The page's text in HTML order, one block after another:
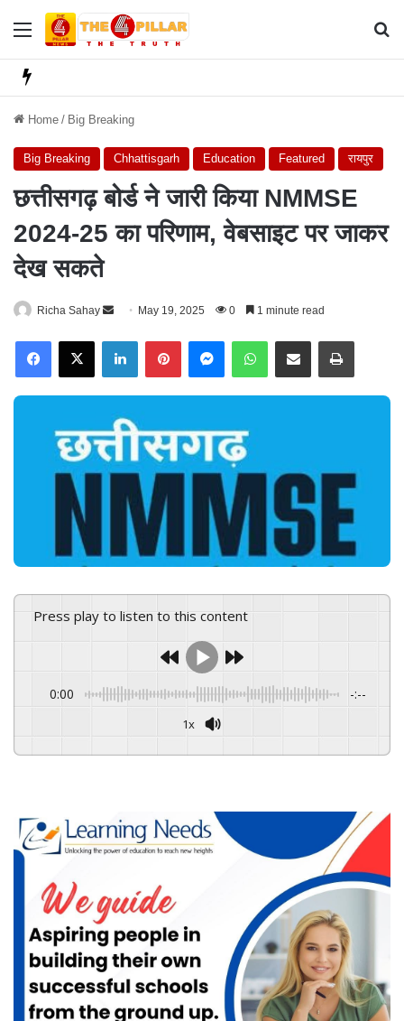
Menu
Home / Big Breaking
Big Breaking Chhattisgarh Education Featured रायपुर
छत्तीसगढ़ बोर्ड ने जारी किया NMMSE
2024-25 का परिणाम, वेबसाइट पर जाकर
देख सकते
Richa Sahay
n
d
a
n
e
m
May 19, 2025 0 1 minute read
X
Press play to listen to this content
0:00 -:--
1x